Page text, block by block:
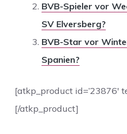
BVB-Spieler vor
SV Elversberg?
BVB-Star vor
Spanien?
[atkp_product id=’23876′
[/atkp_product]